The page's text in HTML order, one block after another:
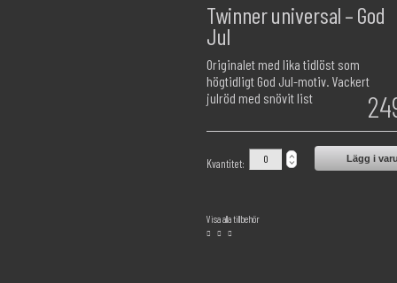
Twinner universal – God
Jul
Originalet med lika tidlöst som
högtidligt God Jul-motiv. Vackert
julröd med snövit list
Kvantitet: Lägg i
Visa alla tillbehör